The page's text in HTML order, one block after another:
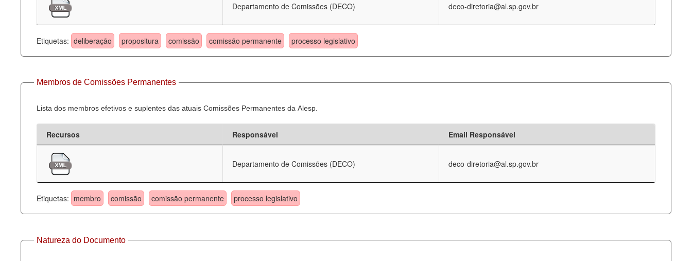
Departamento de Comissões (DECO) deco-diretoria@al.sp.gov.br
Etiquetas: deliberação propositura comissão comissão permanente processo legislativo
Membros de Comissões Permanentes
Lista dos membros efetivos e suplentes das atuais Comissões Permanentes da Alesp.
Recursos Responsável Email Responsável
Departamento de Comissões (DECO) deco-diretoria@al.sp.gov.br
Etiquetas: membro comissão comissão permanente processo legislativo
Natureza do Documento